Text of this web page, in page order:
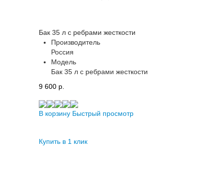
Бак 35 л с ребрами жесткости
Производитель
Россия
Модель
Бак 35 л с ребрами жесткости
9 600 p.
В корзину Быстрый просмотр
Купить в 1 клик